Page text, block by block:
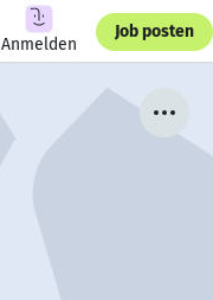
Anmelden
Job posten